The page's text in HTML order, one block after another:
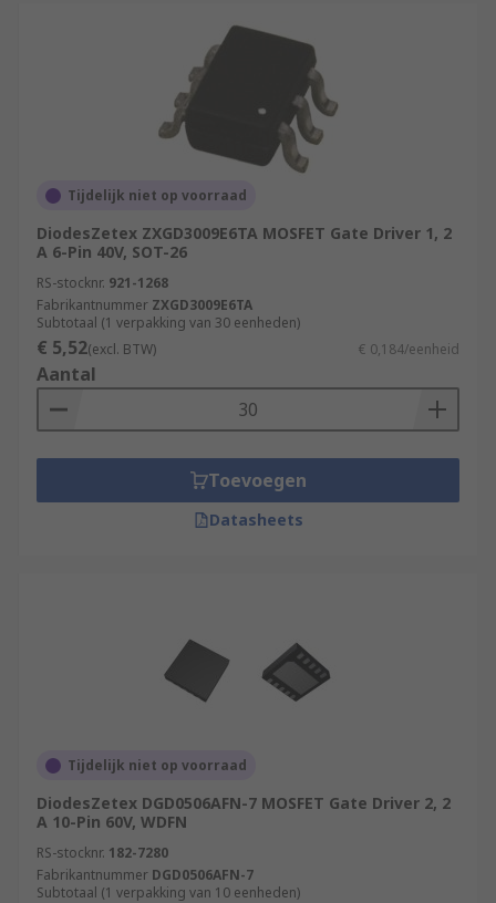
Tijdelijk niet op voorraad
DiodesZetex ZXGD3009E6TA MOSFET Gate Driver 1, 2
A 6-Pin 40V, SOT-26
RS-stocknr. 921-1268
Fabrikantnummer ZXGD3009E6TA
Subtotaal (1 verpakking van 30 eenheden)
€ 5,52(excl. BTW) € 0,184/eenheid
Aantal
Toevoegen
Datasheets
Tijdelijk niet op voorraad
DiodesZetex DGD0506AFN-7 MOSFET Gate Driver 2, 2
A 10-Pin 60V, WDFN
RS-stocknr. 182-7280
Fabrikantnummer DGD0506AFN-7
Subtotaal (1 verpakking van 10 eenheden)